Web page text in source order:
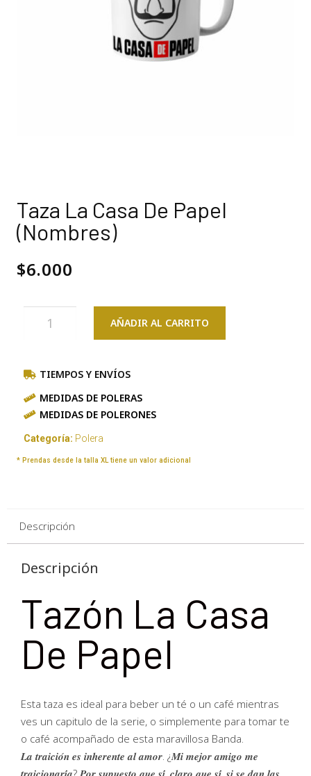
Taza La Casa De Papel
(Nombres)
$6.000
AÑADIR AL CARRITO
TIEMPOS Y ENVÍOS
MEDIDAS DE POLERAS
MEDIDAS DE POLERONES
Categoría: Polera
* Prendas desde la talla XL tiene un valor adicional
Descripción
Descripción
Tazón La Casa
De Papel
Esta taza es ideal para beber un té o un café mientras
ves un capitulo de la serie, o simplemente para tomar te
o café acompañado de esta maravillosa Banda.
𝑳𝒂 𝒕𝒓𝒂𝒊𝒄𝒊𝒐́𝒏 𝒆𝒔 𝒊𝒏𝒉𝒆𝒓𝒆𝒏𝒕𝒆 𝒂𝒍 𝒂𝒎𝒐𝒓. ¿𝑴𝒊 𝒎𝒆𝒋𝒐𝒓 𝒂𝒎𝒊𝒈𝒐 𝒎𝒆
𝒕𝒓𝒂𝒊𝒄𝒊𝒐𝒏𝒂𝒓𝒊́𝒂? 𝑷𝒐𝒓 𝒔𝒖𝒑𝒖𝒆𝒔𝒕𝒐 𝒒𝒖𝒆 𝒔𝒊́, 𝒄𝒍𝒂𝒓𝒐 𝒒𝒖𝒆 𝒔𝒊́, 𝒔𝒊 𝒔𝒆 𝒅𝒂𝒏 𝒍𝒂𝒔